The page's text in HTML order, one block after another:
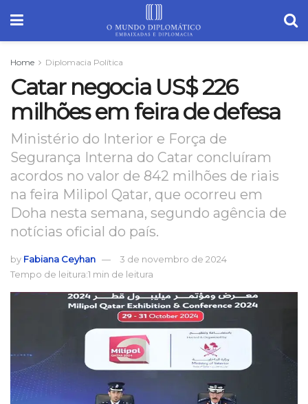
Home Diplomacia Política
Catar negocia US$ 226
milhões em feira de defesa
Ministério do Interior e Força de
Segurança Interna do Catar concluíram
acordos no valor de 842 milhões de riais
na feira Milipol Qatar, que ocorreu em
Doha nesta semana, segundo agência de
notícias oficial do país.
by Fabiana Ceyhan
3 de novembro de 2024
Tempo de leitura:1 min de leitura